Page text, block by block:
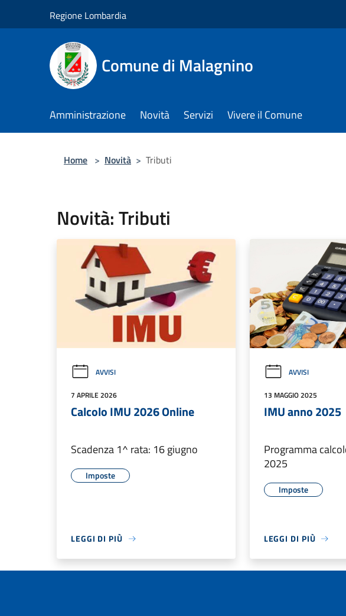
Regione Lombardia
Comune di Malagnino
Amministrazione Novità Servizi Vivere il Comune
Home > Novità > Tributi
Novità: Tributi
AVVISI
7 APRILE 2026
Calcolo IMU 2026 Online
Scadenza 1^ rata: 16 giugno
Imposte
LEGGI DI PIÙ
AVVISI
13 MAGGIO 2025
IMU anno 2025
Programma
2025
Imposte
LEGGI DI PIÙ